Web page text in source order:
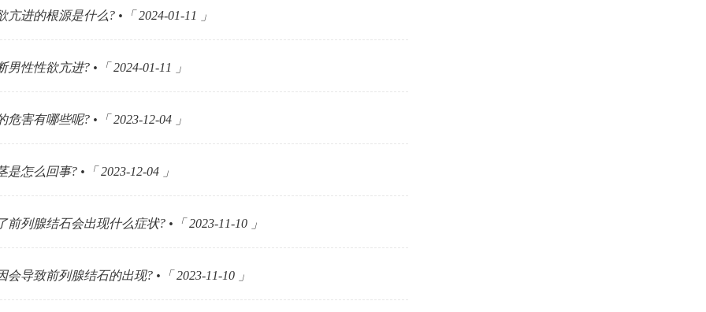
亢进的根源是什么? •「 2024-01-11 」
男性性欲亢进? •「 2024-01-11 」
危害有哪些呢? •「 2023-12-04 」
是怎么回事? •「 2023-12-04 」
前列腺结石会出现什么症状? •「 2023-11-10 」
会导致前列腺结石的出现? •「 2023-11-10 」